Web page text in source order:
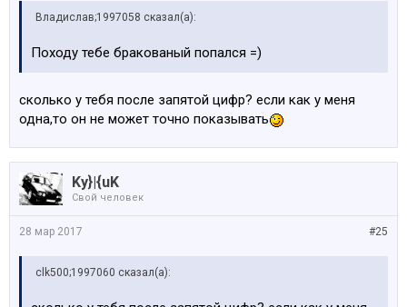
Владислав;1997058 сказал(а):
Походу тебе бракованый попался =)
сколько у тебя после запятой цифр? если как у меня
одна,то он не может точно показывать
Ky}|{uK
Свой человек
#25
28 мар 2017
clk500;1997060 сказал(а):